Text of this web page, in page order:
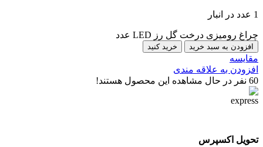
1 عدد در انبار
چراغ رومیزی درخت گل رز LED عدد
افزودن به سبد خرید خرید کنید
مقایسه
افزودن به علاقه مندی
60 نفر در حال مشاهده این محصول هستند!
تحویل اکسپرس